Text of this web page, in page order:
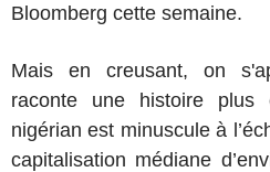
Bloomberg cette semaine.
Mais en creusant, on
raconte une histoire plus
nigérian est minuscule à
capitalisation médiane